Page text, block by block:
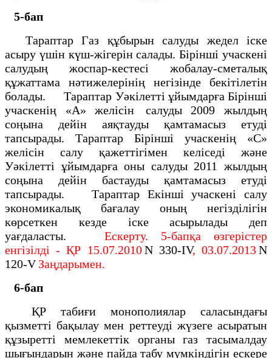
5-бап
Тараптар Газ құбырын салуды жедел іске
асыру үшін күш-жігерін салады. Бірінші учаскені
салудың жоспар-кестесі жобалау-сметалық
құжаттама нәтижелерінің негізінде бекітілетін
болады. Тараптар Уәкілетті ұйымдарға Бірінші
учаскенің «А» желісін салуды 2009 жылдың
соңына дейін аяқтауды қамтамасыз етуді
тапсырады. Тараптар Бірінші учаскенің «С»
желісін салу қажеттігімен келіседі және
Уәкілетті ұйымдарға оны салуды 2011 жылдың
соңына дейін бастауды қамтамасыз етуді
тапсырады. Тараптар Екінші учаскені салу
экономикалық бағалау оның негізділігін
көрсеткен кезде іске асырылады деп
уағдаласты. Ескерту. 5-бапқа өзгерістер
енгізілді - ҚР 15.07.2010N 330-IV, 03.07.2013N
120-VЗаңдарымен.
6-бап
ҚР табиғи монополиялар саласындағы
қызметті бақылау мен реттеуді жүзеге асыратын
құзыретті мемлекеттік органы газ тасымалдау
шығындарын және пайда табу мүмкіндігін ескере